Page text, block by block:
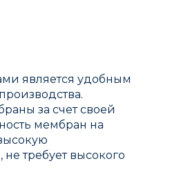
является удобным
за счет своей
мембран на
требует высокого